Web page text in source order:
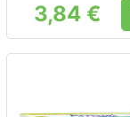
Prix
3,84 €